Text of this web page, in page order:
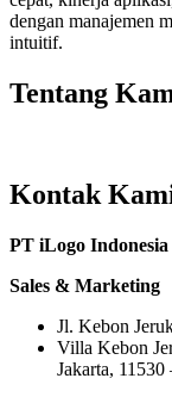
dengan manajemen
intuitif.
Tentang
Kontak
PT iLogo Indonesia
Sales & Marketing
Jl. Kebon
Villa Kebon
Jakarta, 11530